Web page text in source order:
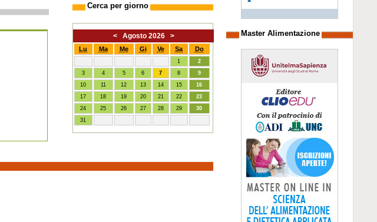
Cerca per giorno
< Agosto 2026 >
Lu Ma Me Gi Ve Sa Do
1
2
3
4 5 6 7 8
9
10
11 12 13 14 15
16
17
18 19 20 21 22
23
24
25 26 27 28 29
30
31
Master Alimentazione